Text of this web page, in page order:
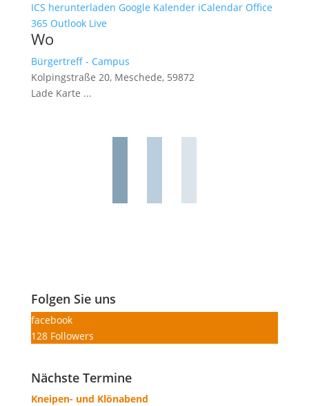
ICS herunterladen Google Kalender iCalendar Office
365 Outlook Live
Wo
Bürgertreff - Campus
Kolpingstraße 20, Meschede, 59872
Lade Karte ...
Folgen Sie uns
facebook
128 Followers
Nächste Termine
Kneipen- und Klönabend